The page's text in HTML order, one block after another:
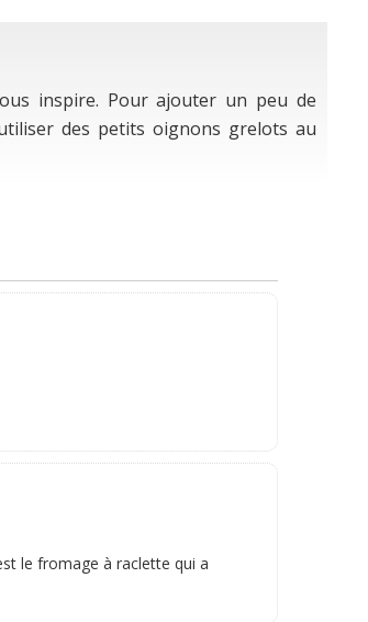
inspire. Pour ajouter un peu de
des petits oignons grelots au
le fromage à raclette qui a